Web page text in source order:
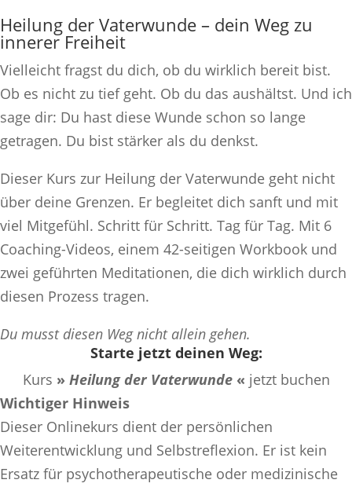
Heilung der Vaterwunde – dein Weg zu
innerer Freiheit
Vielleicht fragst du dich, ob du wirklich bereit bist.
Ob es nicht zu tief geht. Ob du das aushältst. Und ich
sage dir: Du hast diese Wunde schon so lange
getragen. Du bist stärker als du denkst.
Dieser Kurs zur Heilung der Vaterwunde geht nicht
über deine Grenzen. Er begleitet dich sanft und mit
viel Mitgefühl. Schritt für Schritt. Tag für Tag. Mit 6
Coaching-Videos, einem 42-seitigen Workbook und
zwei geführten Meditationen, die dich wirklich durch
diesen Prozess tragen.
Du musst diesen Weg nicht allein gehen.
Starte jetzt deinen Weg:
Kurs » Heilung der Vaterwunde « jetzt buchen
Wichtiger Hinweis
Dieser Onlinekurs dient der persönlichen
Weiterentwicklung und Selbstreflexion. Er ist kein
Ersatz für psychotherapeutische oder medizinische